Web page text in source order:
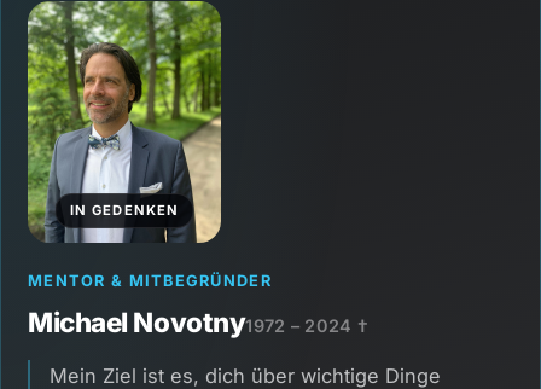
IN GEDENKEN
MENTOR & MITBEGRÜNDER
Michael Novotny1972 – 2024 †
Mein Ziel ist es, dich über wichtige Dinge